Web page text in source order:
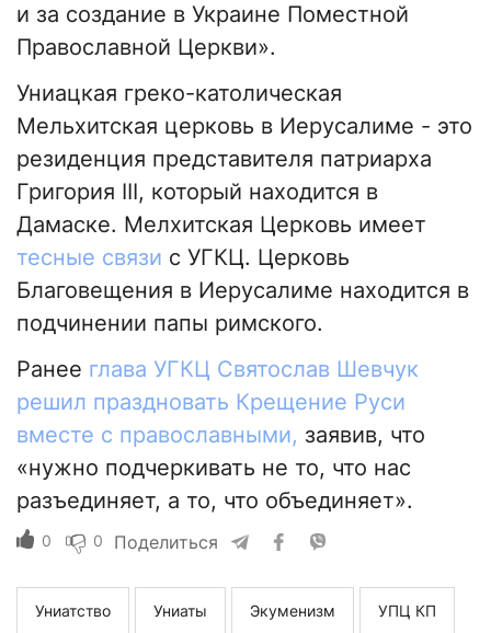
и за создание в Украине Поместной
Православной Церкви».
Униацкая греко-католическая
Мельхитская церковь в Иерусалиме - это
резиденция представителя патриарха
Григория III, который находится в
Дамаске. Мелхитская Церковь имеет
тесные связи с УГКЦ. Церковь
Благовещения в Иерусалиме находится в
подчинении папы римского.
Ранее глава УГКЦ Святослав Шевчук
решил праздновать Крещение Руси
вместе с православными, заявив, что
«нужно подчеркивать не то, что нас
разъединяет, а то, что объединяет».
0 0 Поделиться
Униатство Униаты Экуменизм УПЦ КП